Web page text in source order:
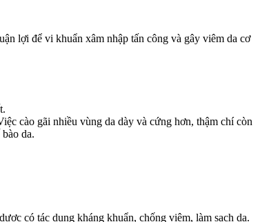
lợi để vi khuẩn xâm nhập tấn công và gây viêm da cơ
cào gãi nhiều vùng da dày và cứng hơn, thậm chí còn
da.
có tác dụng kháng khuẩn, chống viêm, làm sạch da.